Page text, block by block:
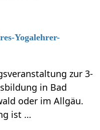
Yogalehrer-
zur 3-
in Bad
oder im Allgäu.
ist …